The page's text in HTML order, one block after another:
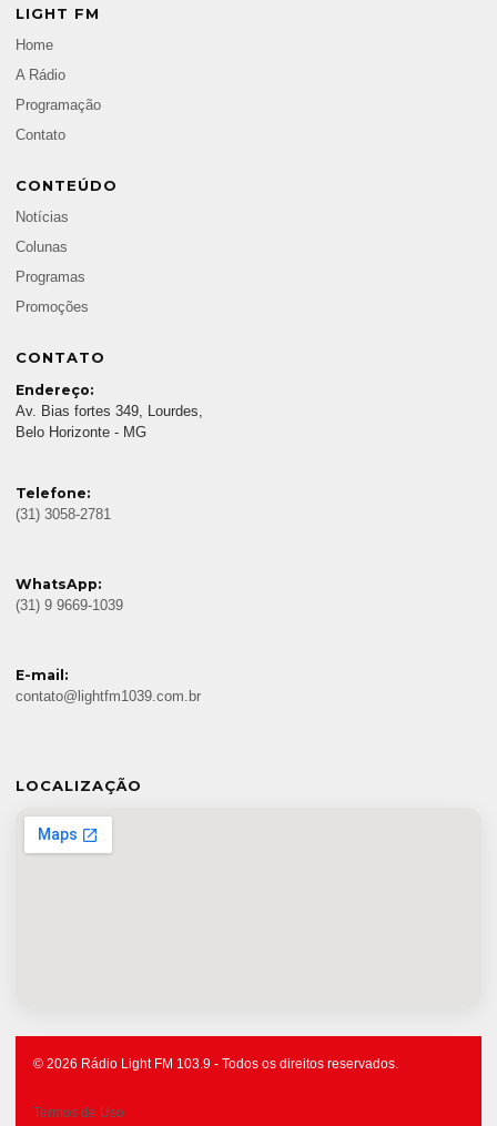
LIGHT FM
Home
A Rádio
Programação
Contato
CONTEÚDO
Notícias
Colunas
Programas
Promoções
CONTATO
Endereço:
Av. Bias fortes 349, Lourdes,
Belo Horizonte - MG
Telefone:
(31) 3058-2781
WhatsApp:
(31) 9 9669-1039
E-mail:
contato@lightfm1039.com.br
LOCALIZAÇÃO
© 2026 Rádio Light FM 103.9 - Todos os direitos reservados.
Termos de Uso